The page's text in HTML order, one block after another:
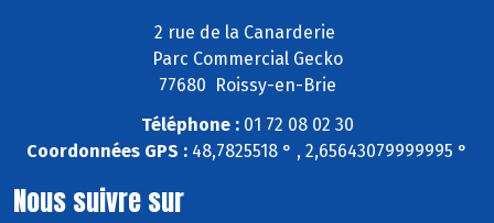
2 rue de la Canarderie
Parc Commercial Gecko
77680 Roissy-en-Brie
Téléphone :01 72 08 02 30
Coordonnées GPS : 48,7825518 ° , 2,65643079999995 °
Nous suivre sur